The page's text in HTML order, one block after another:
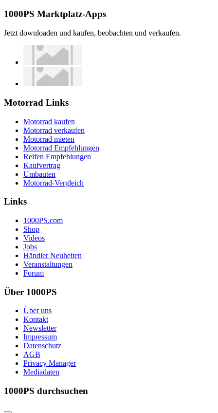
1000PS Marktplatz-Apps
Jetzt downloaden und kaufen, beobachten und verkaufen.
Motorrad Links
Motorrad kaufen
Motorrad verkaufen
Motorrad mieten
Motorrad Empfehlungen
Reifen Empfehlungen
Kaufvertrag
Umbauten
Motorrad-Vergleich
Links
1000PS.com
Shop
Videos
Jobs
Händler Neuheiten
Veranstaltungen
Forum
Über 1000PS
Über uns
Kontakt
Newsletter
Impressum
Datenschutz
AGB
Privacy Manager
Mediadaten
1000PS durchsuchen